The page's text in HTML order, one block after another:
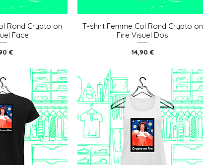
rapide
Rond Crypto on
Face
€
Aperçu rapide
T-shirt Femme Col Rond Crypto on
Fire Visuel Dos
Prix
14,90 €